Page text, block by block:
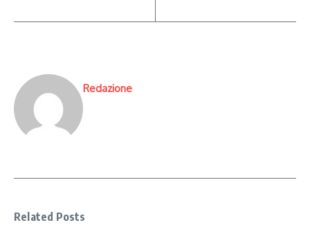
Redazione
Related Posts